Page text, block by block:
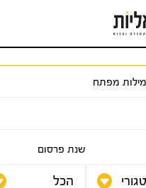
מפתח
שנת פרסום